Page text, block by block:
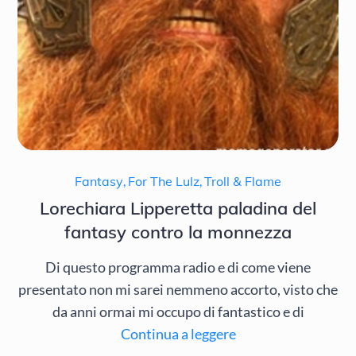
Fantasy For The Lulz Troll & Flame
Lorechiara Lipperetta paladina del
fantasy contro la monnezza
Di questo programma radio e di come viene
presentato non mi sarei nemmeno accorto, visto che
da anni ormai mi occupo di fantastico e di
Continua a leggere